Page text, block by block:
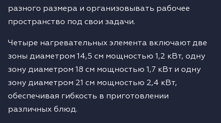
разного размера и организовывать рабочее
пространство под свои задачи.
Четыре нагревательных элемента включают две
зоны диаметром 14,5 см мощностью 1,2 кВт, одну
зону диаметром 18 см мощностью 1,7 кВт и одну
зону диаметром 21 см мощностью 2,4 кВт,
обеспечивая гибкость в приготовлении
различных блюд.